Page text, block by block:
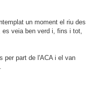
un moment el riu des
es veia ben verd i, fins i tot,
per part de l'ACA i el van